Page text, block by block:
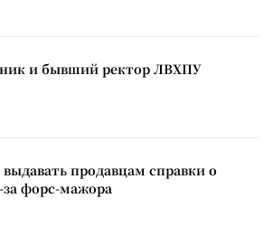
и бывший ректор ЛВХПУ
продавцам справки о
за форс-мажора